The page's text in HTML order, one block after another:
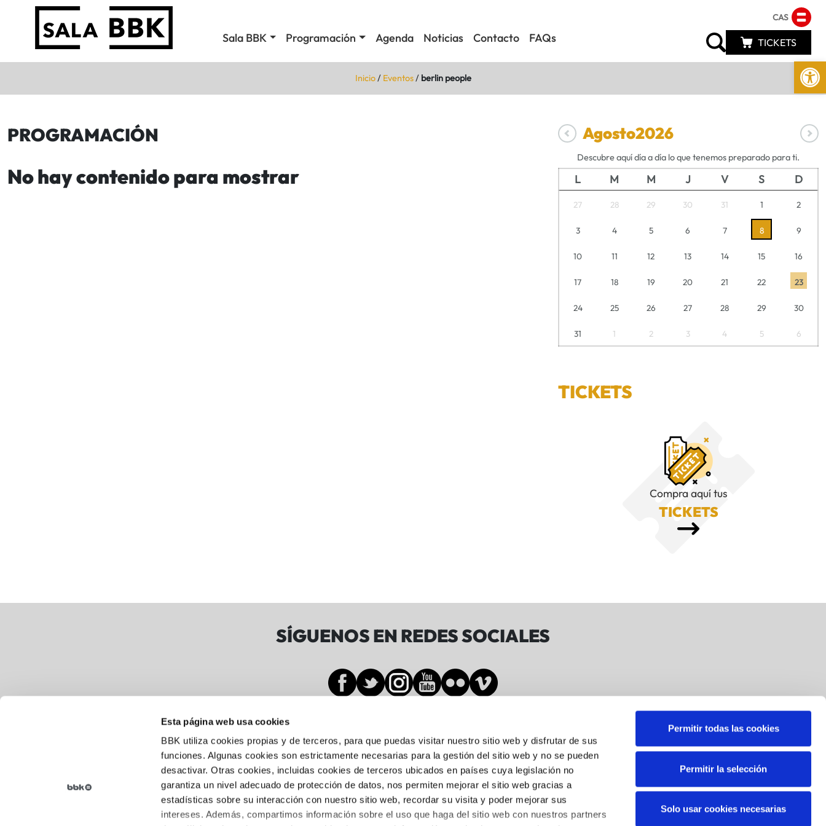
Esta página web usa cookies
BBK utiliza cookies propias y de terceros, para que puedas visitar nuestro sitio web y disfrutar de sus
funciones. Algunas cookies son estrictamente necesarias para la gestión del sitio web y no se pueden
desactivar. Otras cookies, incluidas cookies de terceros ubicados en países cuya legislación no
garantiza un nivel adecuado de protección de datos, nos permiten mejorar el sitio web gracias a
estadísticas sobre su interacción con nuestro sitio web, recordar su visita y poder mejorar sus
intereses. Además, compartimos información sobre el uso que haga del sitio web con nuestros partners
Permitir todas las cookies
Permitir la selección
Solo usar cookies necesarias
Abrir
Sala BBK Programación Agenda Noticias Contacto FAQs
CAS
TICKETS
Inicio/ Eventos/ berlin people
PROGRAMACIÓN
No hay contenido para mostrar
Agosto2026
Descubre aquí día a día lo que tenemos preparado para ti.
L M M J V S D
27 28 29 30 31 1 2
3 4 5 6 7 8 9
10 11 12 13 14 15 16
17 18 19 20 21 22 23
24 25 26 27 28 29 30
31 1 2 3 4 5 6
TICKETS
Compra aquí tus
TICKETS
SÍGUENOS EN REDES SOCIALES
Sala BBK
Gran Vía de Don Diego López de Haro, 19-21
Abando, 48001 Bilbo, Bizkaia
944 05 88 24
Suscríbete a nuestra newsletter
Correo*
Al suscribirse, usted consiente el tratamiento de sus datos
personales. Sus datos serán tratados por BBK para el envío